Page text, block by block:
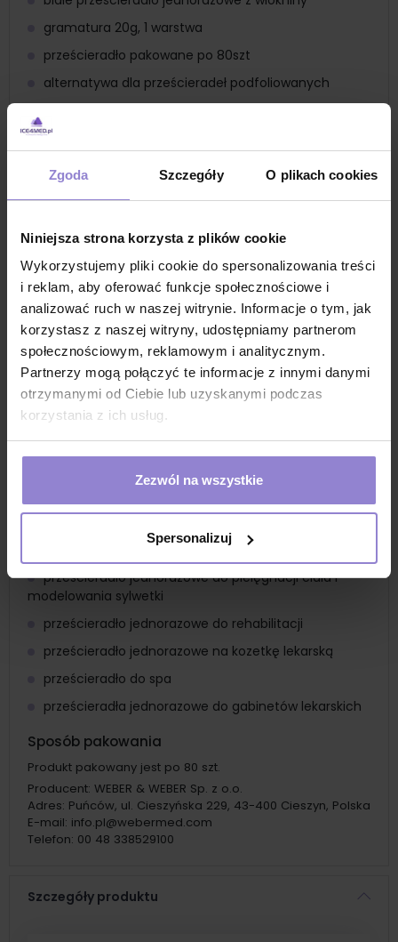
Zgoda Szczegóły O plikach cookies
Niniejsza strona korzysta z plików cookie
Wykorzystujemy pliki cookie do spersonalizowania treści
i reklam, aby oferować funkcje społecznościowe i
analizować ruch w naszej witrynie. Informacje o tym, jak
korzystasz z naszej witryny, udostępniamy partnerom
społecznościowym, reklamowym i analitycznym.
Partnerzy mogą połączyć te informacje z innymi danymi
otrzymanymi od Ciebie lub uzyskanymi podczas
korzystania z ich usług.
Zezwól na wszystkie
Spersonalizuj
gramatura 20g, 1 warstwa
prześcieradło pakowane po 80szt
alternatywa dla prześcieradeł podfoliowanych
prześcieradło medyczne
niezwykle wytrzymała i miękka włóknina nie
podrażnia skóry
Zastosowanie
prześcieradło jednorazowe do zabiegów
pokrycie kozetek lekarskich i stołów zabiegowych
prześcieradło na łóżko zabiegowe
prześcieradło jednorazowe do masażu
prześcierało kosmetyczne jednorazowe
prześcieradło zabiegowe
prześcieradło higieniczne do procedur medycznych
prześcieradło dla masażysty
prześcieradło jednorazowe do zabiegów
prześcieradło jednorazowe do depilacji
prześcieradło jednorazowe do pielęgnacji ciała i
modelowania sylwetki
prześcieradło jednorazowe do rehabilitacji
prześcieradło jednorazowe na kozetkę lekarską
prześcieradło do spa
prześcieradła jednorazowe do gabinetów lekarskich
Sposób pakowania
Produkt pakowany jest po 80 szt.
Producent: WEBER & WEBER Sp. z o.o.
Adres: Puńców, ul. Cieszyńska 229, 43-400 Cieszyn, Polska
E-mail: info.pl@webermed.com
Telefon: 00 48 338529100
Szczegóły produktu